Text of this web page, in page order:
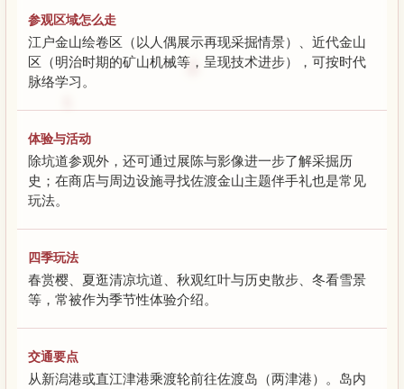
参观区域怎么走
江户金山绘卷区（以人偶展示再现采掘情景）、近代金山
区（明治时期的矿山机械等，呈现技术进步），可按时代
脉络学习。
体验与活动
除坑道参观外，还可通过展陈与影像进一步了解采掘历
史；在商店与周边设施寻找佐渡金山主题伴手礼也是常见
玩法。
四季玩法
春赏樱、夏逛清凉坑道、秋观红叶与历史散步、冬看雪景
等，常被作为季节性体验介绍。
交通要点
从新潟港或直江津港乘渡轮前往佐渡岛（两津港）。岛内